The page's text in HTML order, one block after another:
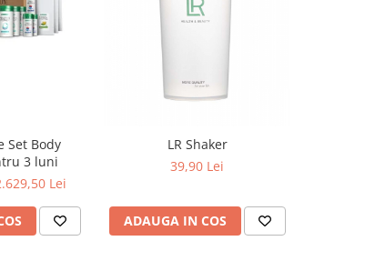
Set Body
3 luni
Lei
LR Shaker
39,90 Lei
ADAUGA IN COS